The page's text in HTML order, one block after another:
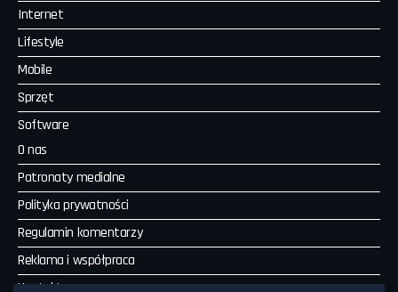
Internet
Lifestyle
Mobile
Sprzęt
Software
O nas
Patronaty medialne
Polityka prywatności
Regulamin komentarzy
Reklama i współpraca
Kontakt